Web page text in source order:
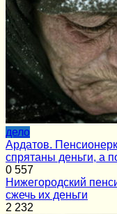
дело
Ардатов.
спрятаны деньги, а
0 557
Нижегородский
сжечь их деньги
2 232